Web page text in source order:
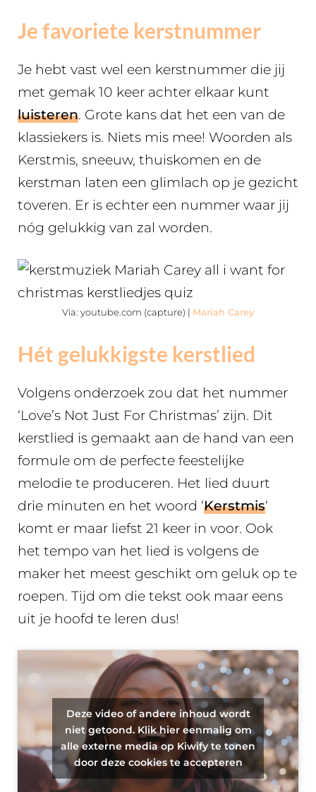
Je favoriete kerstnummer
Je hebt vast wel een kerstnummer die jij
met gemak 10 keer achter elkaar kunt
luisteren. Grote kans dat het een van de
klassiekers is. Niets mis mee! Woorden als
Kerstmis, sneeuw, thuiskomen en de
kerstman laten een glimlach op je gezicht
toveren. Er is echter een nummer waar jij
nóg gelukkig van zal worden.
Via: youtube.com (capture) | Mariah Carey
Hét gelukkigste kerstlied
Volgens onderzoek zou dat het nummer
‘Love’s Not Just For Christmas’ zijn. Dit
kerstlied is gemaakt aan de hand van een
formule om de perfecte feestelijke
melodie te produceren. Het lied duurt
drie minuten en het woord ‘Kerstmis‘
komt er maar liefst 21 keer in voor. Ook
het tempo van het lied is volgens de
maker het meest geschikt om geluk op te
roepen. Tijd om die tekst ook maar eens
uit je hoofd te leren dus!
Deze video of andere inhoud wordt
niet getoond. Klik hier eenmalig om
alle externe media op Kiwify te tonen
door deze cookies te accepteren